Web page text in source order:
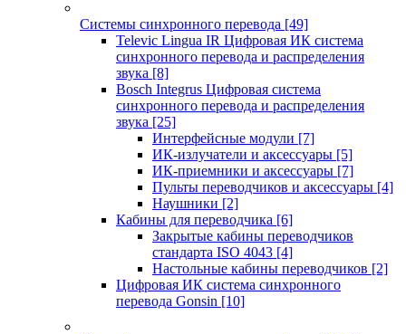
Системы синхронного перевода [49]
Televic Lingua IR Цифровая ИК система
синхронного перевода и распределения
звука [8]
Bosch Integrus Цифровая система
синхронного перевода и распределения
звука [25]
Интерфейсные модули [7]
ИК-излучатели и аксессуары [5]
ИК-приемники и аксессуары [7]
Пульты переводчиков и аксессуары [4]
Наушники [2]
Кабины для переводчика [6]
Закрытые кабины переводчиков
стандарта ISO 4043 [4]
Настольные кабины переводчиков [2]
Цифровая ИК система синхронного
перевода Gonsin [10]